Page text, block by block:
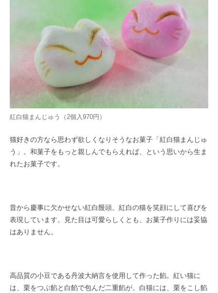
紅白猫まんじゅう（2個入970円）
猫好きの方なら思わず欲しくなりそうなお菓子「紅白猫まんじゅ
う」。和菓子をもっと親しんでもらえれば、という思いから生ま
れたお菓子です。
昔から慶事に欠かせない紅白饅頭。紅白の猫を笑顔にして喜びを
表現しています。見た目は可愛らしくとも、お菓子作りには妥協
はありません。
高品質の小豆である丹波大納言を使用して作った餡。紅い猫に
は、栗をつぶ餡と白餡で包んだ二重餡が。白猫には、栗をこし餡